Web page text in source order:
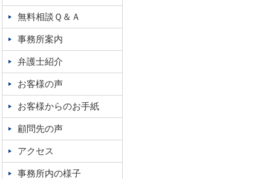
無料相談Ｑ＆Ａ
事務所案内
弁護士紹介
お客様の声
お客様からのお手紙
顧問先の声
アクセス
事務所内の様子